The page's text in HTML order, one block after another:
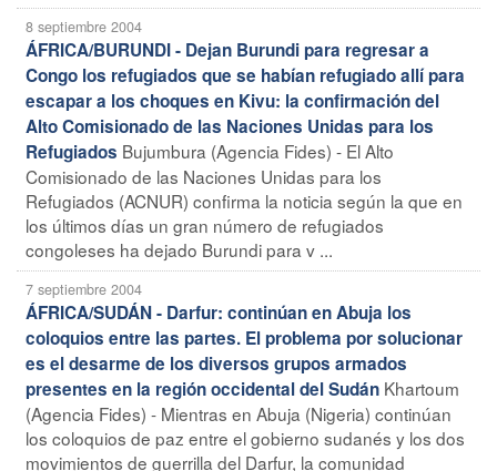
8 septiembre 2004
ÁFRICA/BURUNDI - Dejan Burundi para regresar a
Congo los refugiados que se habían refugiado allí para
escapar a los choques en Kivu: la confirmación del
Alto Comisionado de las Naciones Unidas para los
Refugiados Bujumbura (Agencia Fides) - El Alto
Comisionado de las Naciones Unidas para los
Refugiados (ACNUR) confirma la noticia según la que en
los últimos días un gran número de refugiados
congoleses ha dejado Burundi para v ...
7 septiembre 2004
ÁFRICA/SUDÁN - Darfur: continúan en Abuja los
coloquios entre las partes. El problema por solucionar
es el desarme de los diversos grupos armados
presentes en la región occidental del Sudán Khartoum
(Agencia Fides) - Mientras en Abuja (Nigeria) continúan
los coloquios de paz entre el gobierno sudanés y los dos
movimientos de guerrilla del Darfur, la comunidad